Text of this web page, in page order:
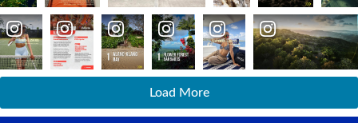
Load More